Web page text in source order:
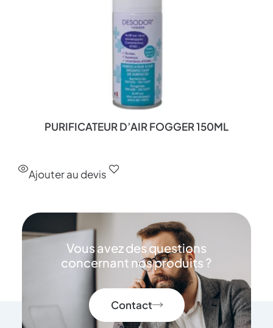
PURIFICATEUR D’AIR FOGGER 150ML
Ajouter au devis
Vous avez des questions
concernant nos produits ?
Contact